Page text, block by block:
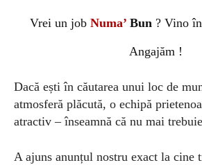
Vrei un job Numa’ Bun? Vinoî
Angajăm !
Dacă ești în căutarea unui loc de
atmosferă plăcută, o echipă
atractiv – înseamnă că nu mai
A ajuns anunțul nostru exact la cine